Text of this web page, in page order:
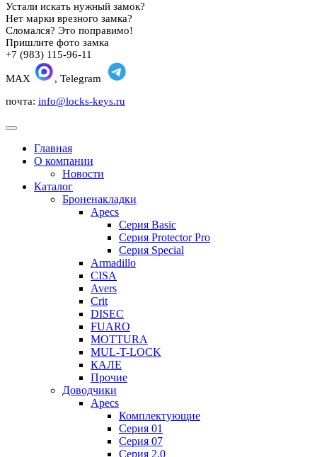
Устали искать нужный замок?
Нет марки врезного замка?
Сломался? Это поправимо!
Пришлите фото замка
+7 (983) 115-96-11
MAX
, Telegram
почта: info@locks-keys.ru
Главная
О компании
Новости
Каталог
Броненакладки
Apecs
Серия Basic
Серия Protector Pro
Серия Special
Armadillo
CISA
Avers
Crit
DISEC
FUARO
MOTTURA
MUL-T-LOCK
КАЛЕ
Прочие
Доводчики
Apecs
Комплектующие
Серия 01
Серия 07
Серия 2.0